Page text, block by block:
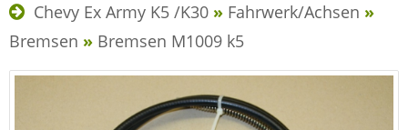
Chevy Ex Army K5 /K30 » Fahrwerk/Achsen »
Bremsen » Bremsen M1009 k5